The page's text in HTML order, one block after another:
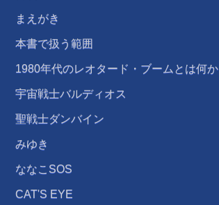
まえがき
本書で扱う範囲
1980年代のレオタード・ブームとは何か
宇宙戦士バルディオス
聖戦士ダンバイン
みゆき
ななこSOS
CAT'S EYE